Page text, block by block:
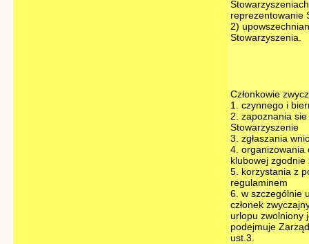
reprezentowanie
2)
Stowarzyszenia.
Członkowie
1. czynnego i
2. zapoznania
Stowarzyszenie
3. zgłaszania
4. organizowania
klubowej zgodnie
5. korzystania z
regulaminem
6. w szczególnie
członek
urlopu zwolniony
podejmuje
ust.3.